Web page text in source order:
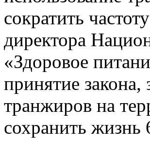
сократить
директора
«Здоровое
принятие
транжиров на
сохранить жизнь